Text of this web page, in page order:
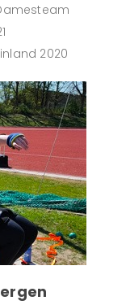
2020